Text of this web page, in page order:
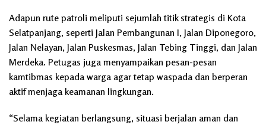
Adapun rute patroli meliputi sejumlah titik strategis di Kota
Selatpanjang, seperti Jalan Pembangunan I, Jalan Diponegoro,
Jalan Nelayan, Jalan Puskesmas, Jalan Tebing Tinggi, dan Jalan
Merdeka. Petugas juga menyampaikan pesan-pesan
kamtibmas kepada warga agar tetap waspada dan berperan
aktif menjaga keamanan lingkungan.
“Selama kegiatan berlangsung, situasi berjalan aman dan